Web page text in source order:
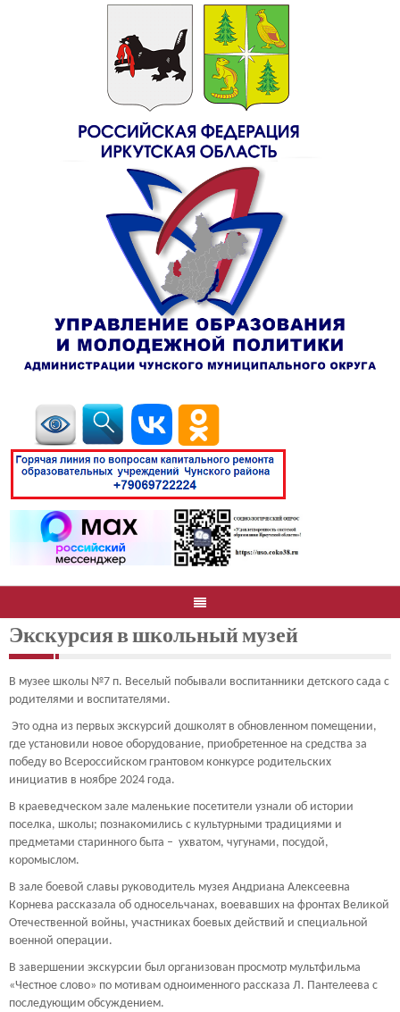
Экскурсия в школьный музей
В музее школы №7 п. Веселый побывали воспитанники детского сада с
родителями и воспитателями.
Это одна из первых экскурсий дошколят в обновленном помещении,
где установили новое оборудование, приобретенное на средства за
победу во Всероссийском грантовом конкурсе родительских
инициатив в ноябре 2024 года.
В краеведческом зале маленькие посетители узнали об истории
поселка, школы; познакомились с культурными традициями и
предметами старинного быта – ухватом, чугунами, посудой,
коромыслом.
В зале боевой славы руководитель музея Андриана Алексеевна
Корнева рассказала об односельчанах, воевавших на фронтах Великой
Отечественной войны, участниках боевых действий и специальной
военной операции.
В завершении экскурсии был организован просмотр мультфильма
«Честное слово» по мотивам одноименного рассказа Л. Пантелеева с
последующим обсуждением.